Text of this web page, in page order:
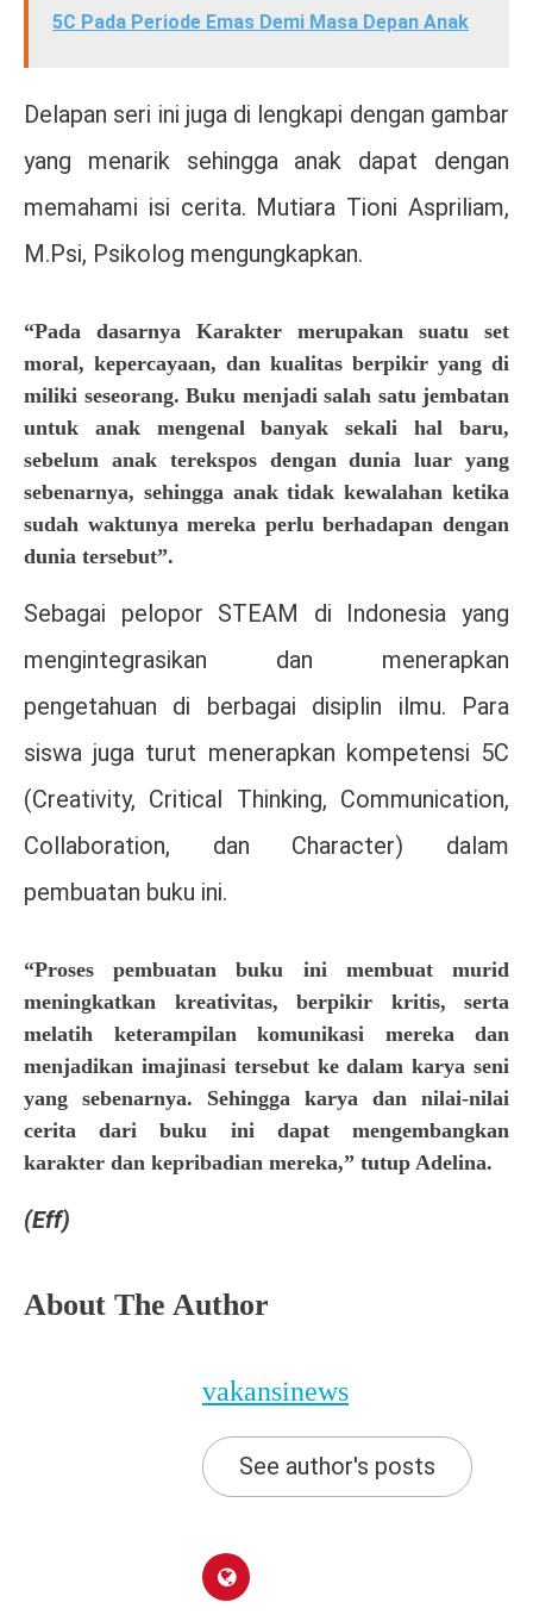
5C Pada Periode Emas Demi Masa Depan Anak
Delapan seri ini juga di lengkapi dengan gambar
yang menarik sehingga anak dapat dengan
memahami isi cerita. Mutiara Tioni Aspriliam,
M.Psi, Psikolog mengungkapkan.
“Pada dasarnya Karakter merupakan suatu set
moral, kepercayaan, dan kualitas berpikir yang di
miliki seseorang. Buku menjadi salah satu jembatan
untuk anak mengenal banyak sekali hal baru,
sebelum anak terekspos dengan dunia luar yang
sebenarnya, sehingga anak tidak kewalahan ketika
sudah waktunya mereka perlu berhadapan dengan
dunia tersebut”.
Sebagai pelopor STEAM di Indonesia yang
mengintegrasikan dan menerapkan
pengetahuan di berbagai disiplin ilmu. Para
siswa juga turut menerapkan kompetensi 5C
(Creativity, Critical Thinking, Communication,
Collaboration, dan Character) dalam
pembuatan buku ini.
“Proses pembuatan buku ini membuat murid
meningkatkan kreativitas, berpikir kritis, serta
melatih keterampilan komunikasi mereka dan
menjadikan imajinasi tersebut ke dalam karya seni
yang sebenarnya. Sehingga karya dan nilai-nilai
cerita dari buku ini dapat mengembangkan
karakter dan kepribadian mereka,” tutup Adelina.
(Eff)
About The Author
vakansinews
See author's posts